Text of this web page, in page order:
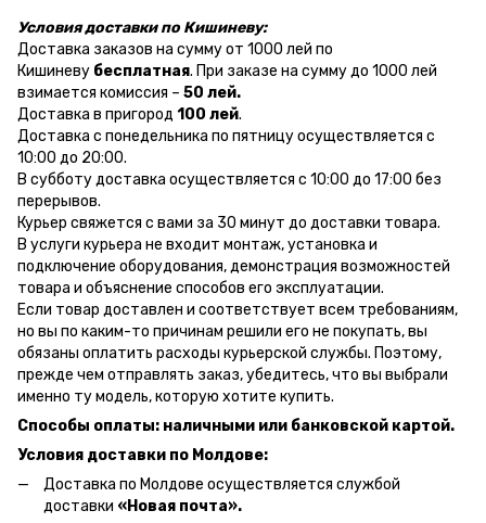
Условия доставки по Кишиневу:
Доставка заказов на сумму от 1000 лей по
Кишиневу бесплатная. При заказе на сумму до 1000 лей
взимается комиссия – 50 лей.
Доставка в пригород 100 лей.
Доставка с понедельника по пятницу осуществляется с
10:00 до 20:00.
В субботу доставка осуществляется с 10:00 до 17:00 без
перерывов.
Курьер свяжется с вами за 30 минут до доставки товара.
В услуги курьера не входит монтаж, установка и
подключение оборудования, демонстрация возможностей
товара и объяснение способов его эксплуатации.
Если товар доставлен и соответствует всем требованиям,
но вы по каким-то причинам решили его не покупать, вы
обязаны оплатить расходы курьерской службы. Поэтому,
прежде чем отправлять заказ, убедитесь, что вы выбрали
именно ту модель, которую хотите купить.
Способы оплаты: наличными или банковской картой.
Условия доставки по Молдове:
Доставка по Молдове осуществляется службой
доставки «Новая почта».